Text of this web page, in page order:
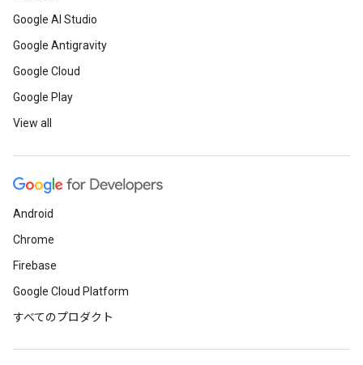
Google AI Studio
Google Antigravity
Google Cloud
Google Play
View all
Android
Chrome
Firebase
Google Cloud Platform
すべてのプロダクト